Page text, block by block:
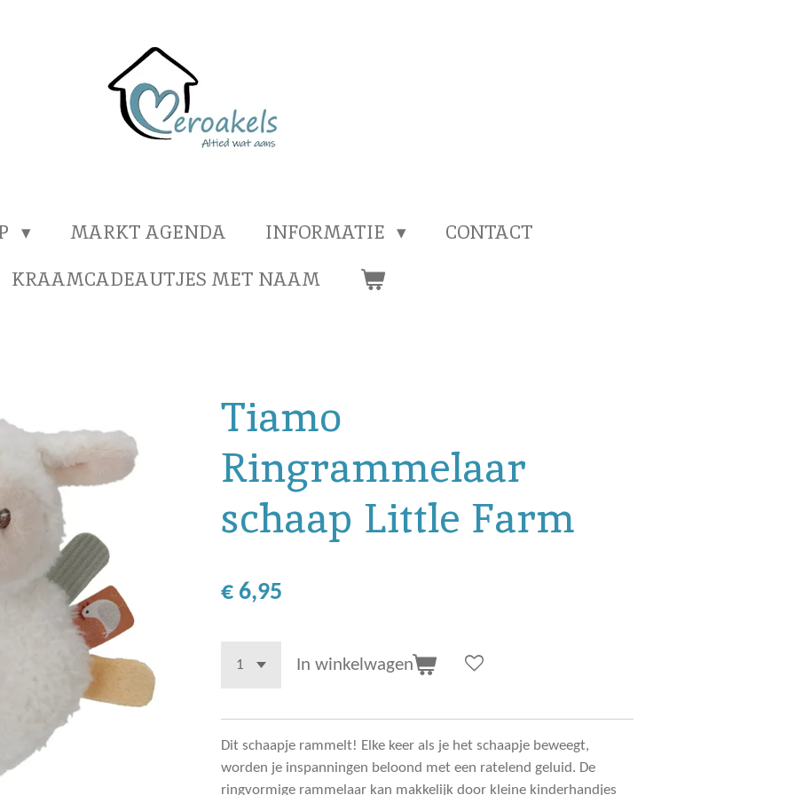
MARKT AGENDA INFORMATIE
CONTACT
KRAAMCADEAUTJES MET NAAM
Tiamo
Ringrammelaar
schaap Little Farm
€ 6,95
In winkelwagen
Dit schaapje rammelt! Elke keer als je het schaapje beweegt,
worden je inspanningen beloond met een ratelend geluid. De
ringvormige rammelaar kan makkelijk door kleine kinderhandjes